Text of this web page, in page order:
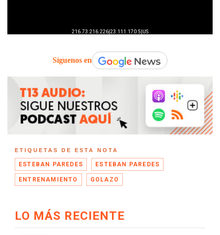
Síguenos en
ETIQUETAS DE ESTA NOTA
ESTEBAN PAREDES ESTEBAN PAREDES
ENTRENAMIENTO GOLAZO
LO MÁS RECIENTE